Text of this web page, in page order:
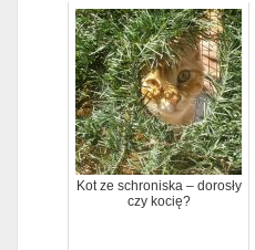
Kot ze schroniska – dorosły
czy kocię?